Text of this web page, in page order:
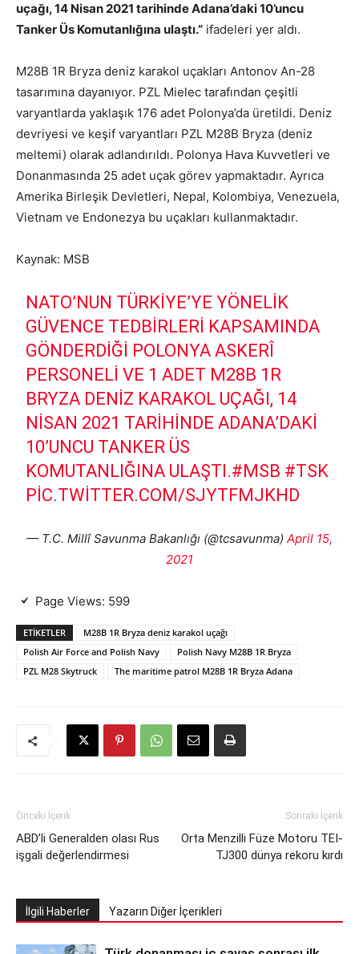
uçağı, 14 Nisan 2021 tarihinde Adana’daki 10’uncu
Tanker Üs Komutanlığına ulaştı.” ifadeleri yer aldı.
M28B 1R Bryza deniz karakol uçakları Antonov An-28
tasarımına dayanıyor. PZL Mielec tarafından çeşitli
varyantlarda yaklaşık 176 adet Polonya’da üretildi. Deniz
devriyesi ve keşif varyantları PZL M28B Bryza (deniz
meltemi) olarak adlandırıldı. Polonya Hava Kuvvetleri ve
Donanmasında 25 adet uçak görev yapmaktadır. Ayrıca
Amerika Birleşik Devletleri, Nepal, Kolombiya, Venezuela,
Vietnam ve Endonezya bu uçakları kullanmaktadır.
Kaynak: MSB
NATO’NUN TÜRKIYE’YE YÖNELIK
GÜVENCE TEDBIRLERI KAPSAMINDA
GÖNDERDIĞI POLONYA ASKERÎ
PERSONELI VE 1 ADET M28B 1R
BRYZA DENIZ KARAKOL UÇAĞI, 14
NISAN 2021 TARIHINDE ADANA’DAKI
10’UNCU TANKER ÜS
KOMUTANLIĞINA ULAŞTI.#MSB #TSK
PIC.TWITTER.COM/SJYTFMJKHD
— T.C. Millî Savunma Bakanlığı (@tcsavunma) April 15,
2021
Page Views: 599
ETIKETLER
M28B 1R Bryza deniz karakol uçağı
Polish Air Force and Polish Navy
Polish Navy M28B 1R Bryza
PZL M28 Skytruck
The maritime patrol M28B 1R Bryza Adana
Önceki İçerik
ABD’li Generalden olası Rus
işgali değerlendirmesi
Sonraki İçerik
Orta Menzilli Füze Motoru TEI-
TJ300 dünya rekoru kırdı
İlgili Haberler Yazarın Diğer İçerikleri